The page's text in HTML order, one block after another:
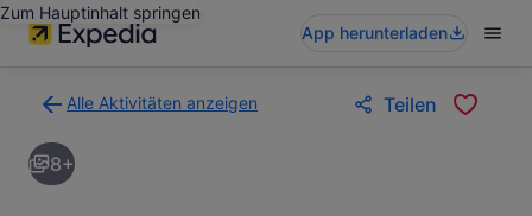
Zum Hauptinhalt springen
App herunterladen
Alle Aktivitäten anzeigen
zur
Ergebnisseite
für
Teilen
8+